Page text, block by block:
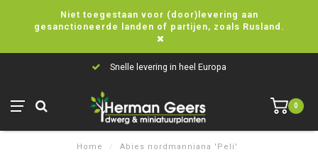
Niet toegestaan voor (door)levering aan
gesanctioneerde landen of partijen, zoals Rusland.
Snelle levering in heel Europa
0
Home / Abies nordmanniana 'Peli'